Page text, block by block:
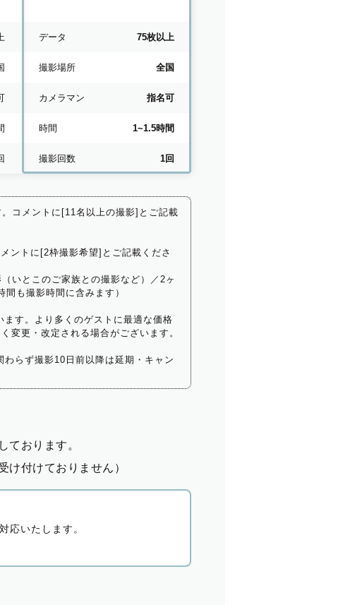
データ 75枚以上
撮影場所 全国
カメラマン 指名可
時間 1~1.5時間
撮影回数 1回
コメントに[11名以上の撮影]とご記載
ントに[2枠撮影希望]とご記載くださ
いとこのご家族との撮影など）／2ヶ
も撮影時間に含みます）
す。より多くのゲストに最適な価格
変更・改定される場合がございます。
らず撮影10日前以降は延期・キャン
ております。
け付けておりません）
応いたします。